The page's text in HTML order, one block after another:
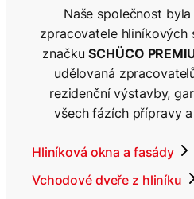
Naše společnost
zpracovatele hliníkových
značkuSCHÜCO
udělovaná
rezidenční výstavby,
všech fázích přípravy
Hliníková okna a fasády
Vchodové dveře z hliníku